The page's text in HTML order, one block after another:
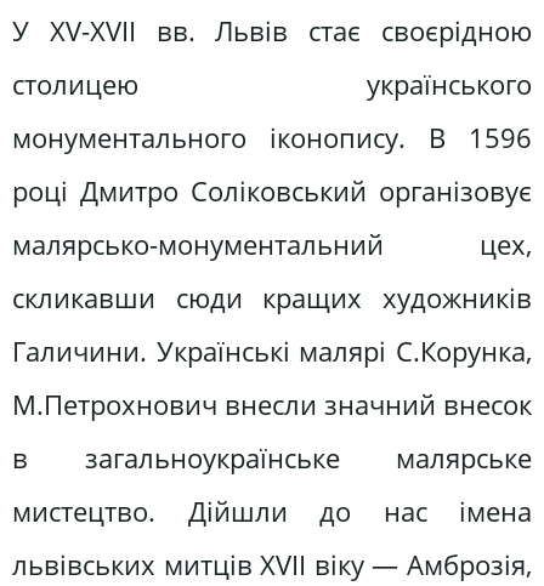
У ХV-ХVІІ вв. Львів стає своєрідною
столицею українського
монументального іконопису. В 1596
році Дмитро Соліковський організовує
малярсько-монументальний цех,
скликавши сюди кращих художників
Галичини. Українські малярі С.Корунка,
М.Петрохнович внесли значний внесок
в загальноукраїнське малярське
мистецтво. Дійшли до нас імена
львівських митців ХVІІ віку — Амброзія,